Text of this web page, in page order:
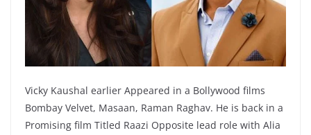
Vicky Kaushal earlier Appeared in a Bollywood films
Bombay Velvet, Masaan, Raman Raghav. He is back in a
Promising film Titled Raazi Opposite lead role with Alia